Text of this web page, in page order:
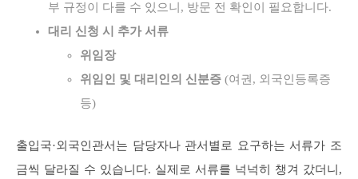
부 규정이 다를 수 있으니, 방문 전 확인이 필요합니다.
대리 신청 시 추가 서류
위임장
위임인 및 대리인의 신분증 (여권, 외국인등록증
등)
출입국·외국인관서는 담당자나 관서별로 요구하는 서류가 조
금씩 달라질 수 있습니다. 실제로 서류를 넉넉히 챙겨 갔더니,